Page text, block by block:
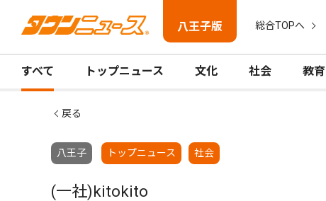
八王子版 総合TOPへ
すべて トップニュース 文化 社会 教育
戻る
八王子 トップニュース 社会
(一社)kitokito